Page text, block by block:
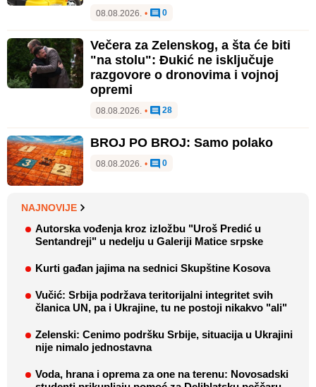
08.08.2026. • 0
Večera za Zelenskog, a šta će biti
"na stolu": Đukić ne isključuje
razgovore o dronovima i vojnoj
opremi
08.08.2026. • 28
BROJ PO BROJ: Samo polako
08.08.2026. • 0
NAJNOVIJE
Autorska vođenja kroz izložbu "Uroš Predić u
Sentandreji" u nedelju u Galeriji Matice srpske
Kurti gađan jajima na sednici Skupštine Kosova
Vučić: Srbija podržava teritorijalni integritet svih
članica UN, pa i Ukrajine, tu ne postoji nikakvo "ali"
Zelenski: Cenimo podršku Srbije, situacija u Ukrajini
nije nimalo jednostavna
Voda, hrana i oprema za one na terenu: Novosadski